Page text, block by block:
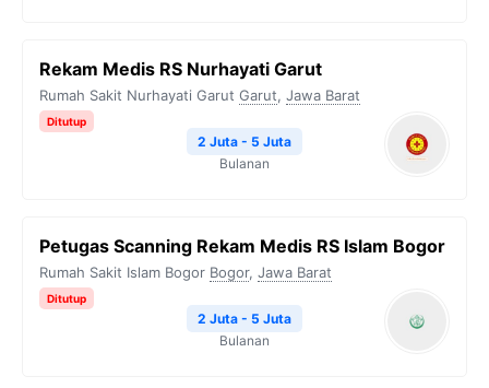
Rekam Medis RS Nurhayati Garut
Rumah Sakit Nurhayati Garut Garut, Jawa Barat
Ditutup
2 Juta - 5 Juta
Bulanan
Petugas Scanning Rekam Medis RS Islam Bogor
Rumah Sakit Islam Bogor Bogor, Jawa Barat
Ditutup
2 Juta - 5 Juta
Bulanan